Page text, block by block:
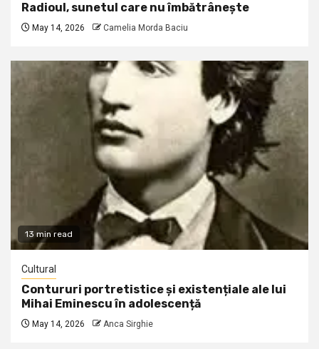
Radioul, sunetul care nu îmbătrânește
May 14, 2026 Camelia Morda Baciu
13 min read
Cultural
Contururi portretistice și existențiale ale lui
Mihai Eminescu în adolescență
May 14, 2026 Anca Sirghie